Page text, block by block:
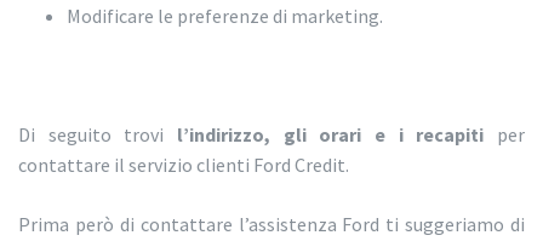
Modificare le preferenze di marketing.
Di seguito trovi l’indirizzo, gli orari e i recapiti per
contattare il servizio clienti Ford Credit.
Prima però di contattare l’assistenza Ford ti suggeriamo di